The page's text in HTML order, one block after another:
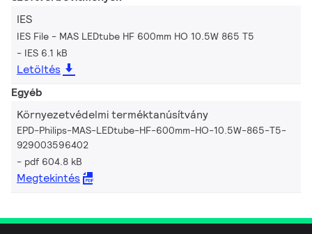
IES
IES File - MAS LEDtube HF 600mm HO 10.5W 865 T5
IES 6.1 kB
Letöltés
Egyéb
Környezetvédelmi terméktanúsítvány
EPD-Philips-MAS-LEDtube-HF-600mm-HO-10.5W-865-T5-
929003596402
pdf 604.8 kB
Megtekintés